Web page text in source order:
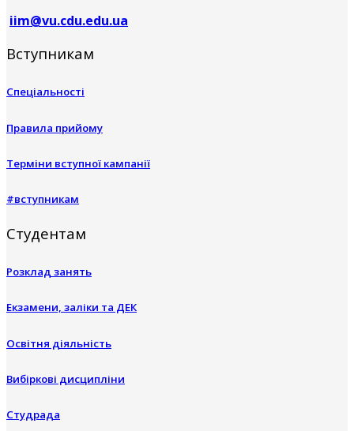
iim@vu.cdu.edu.ua
Вступникам
Спеціальності
Правила прийому
Терміни вступної кампанії
#вступникам
Студентам
Розклад занять
Екзамени, заліки та ДЕК
Освітня діяльність
Вибіркові дисципліни
Студрада